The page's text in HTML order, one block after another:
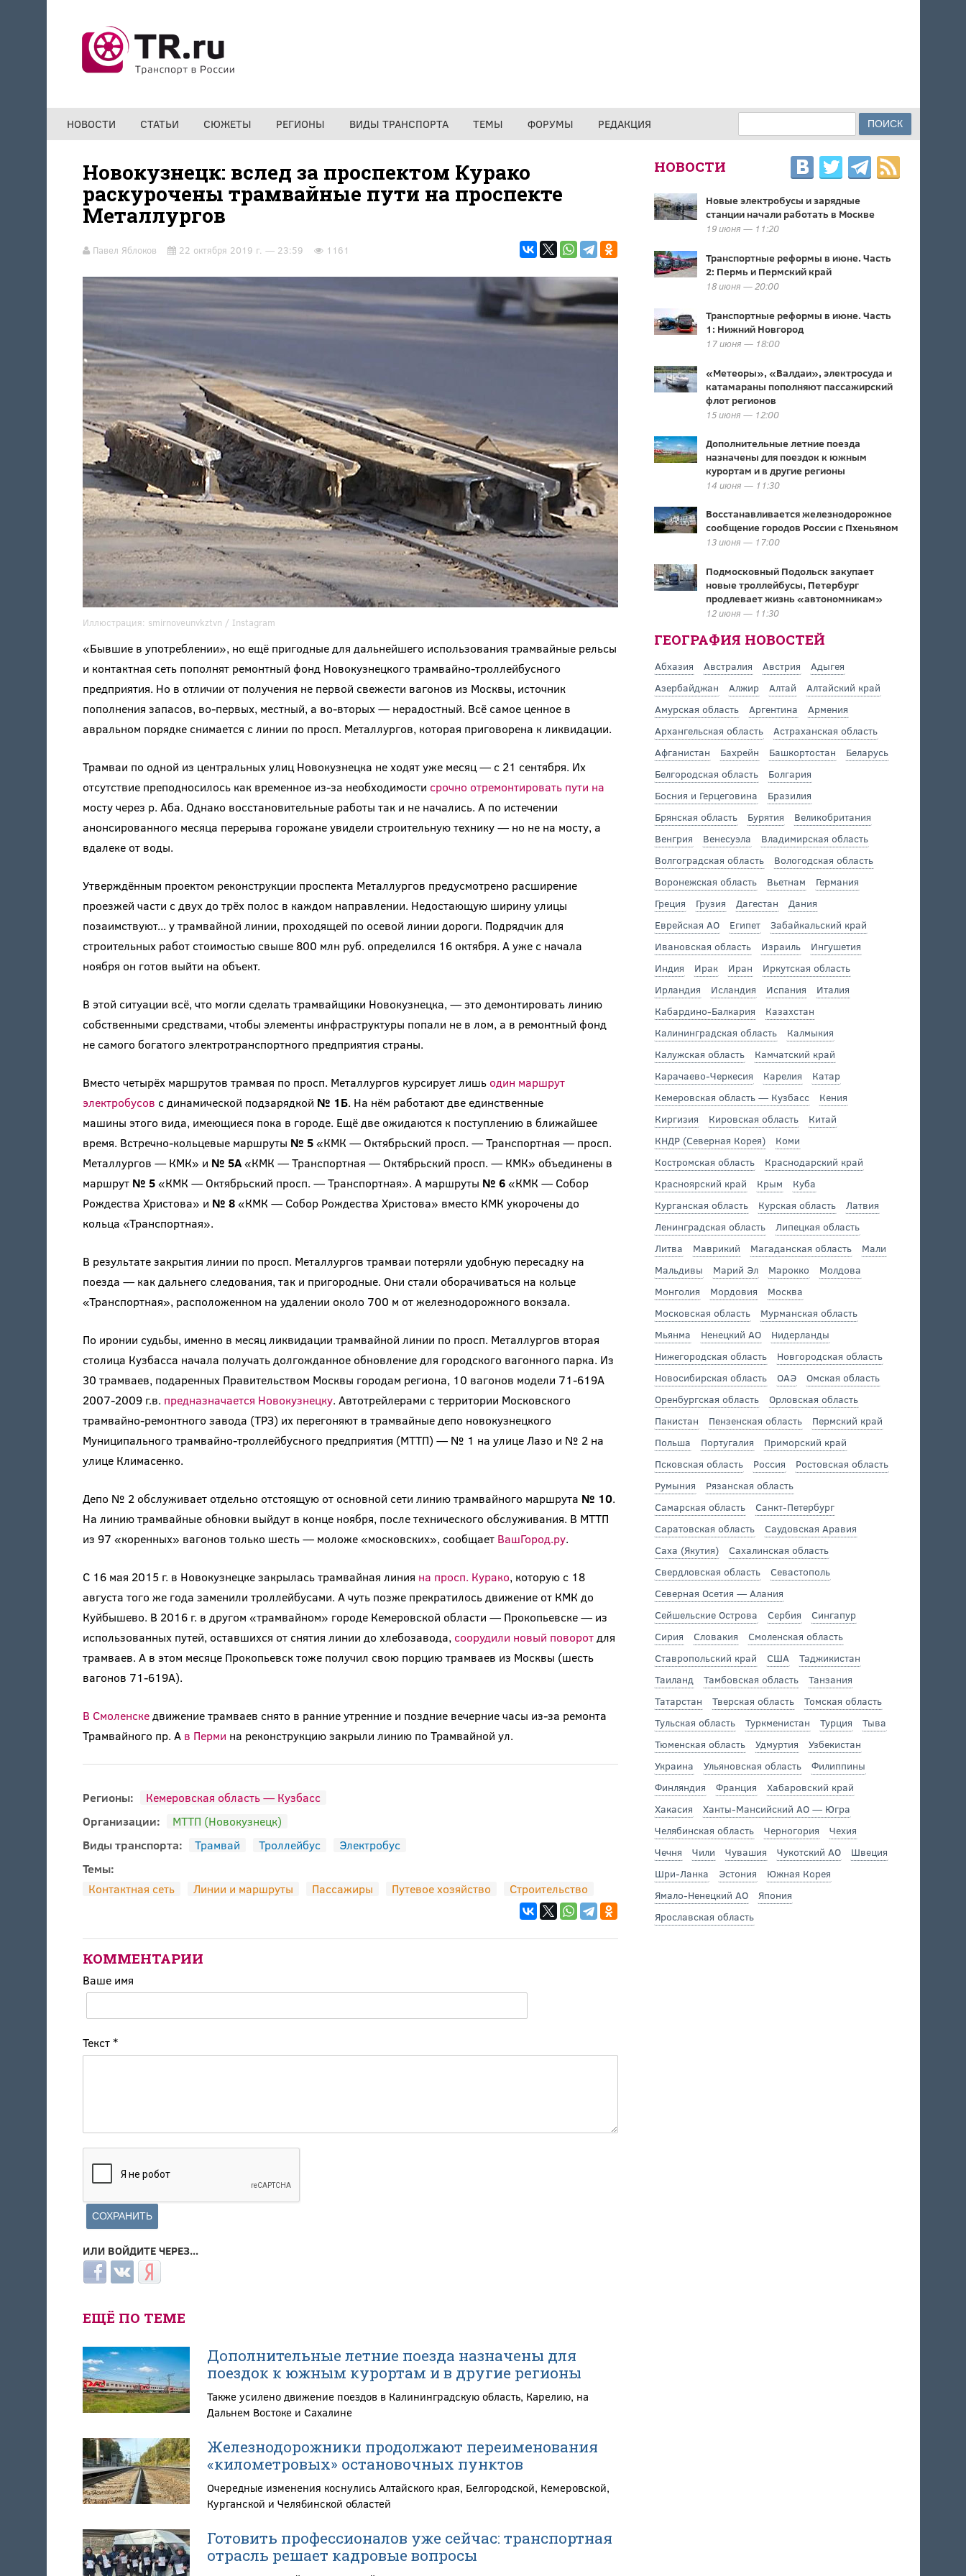
НОВОСТИ СТАТЬИ СЮЖЕТЫ РЕГИОНЫ ВИДЫ ТРАНСПОРТА ТЕМЫ ФОРУМЫ РЕДАКЦИЯ ФОРМА ПОИСКА
Новокузнецк: вслед за проспектом Курако
раскурочены трамвайные пути на проспекте
Металлургов
Павел Яблоков 22 октября 2019 г. — 23:59 1161
Иллюстрация: smirnoveunvkztvn / Instagram
«Бывшие в употреблении», но ещё пригодные для дальнейшего использования трамвайные рельсы
и контактная сеть пополнят ремонтный фонд Новокузнецкого трамвайно-троллейбусного
предприятия. Но в отличии от получения не первой свежести вагонов из Москвы, источник
пополнения запасов, во-первых, местный, а во-вторых — нерадостный. Всё самое ценное в
авральном порядке снимается с линии по просп. Металлургов, которая приговорена к ликвидации.
Трамваи по одной из центральных улиц Новокузнецка не ходят уже месяц — с 21 сентября. Их
отсутствие преподносилось как временное из-за необходимости срочно отремонтировать пути на
мосту через р. Аба. Однако восстановительные работы так и не начались. А по истечении
анонсированного месяца перерыва горожане увидели строительную технику — но не на мосту, а
вдалеке от воды.
Утверждённым проектом реконструкции проспекта Металлургов предусмотрено расширение
проезжей части с двух до трёх полос в каждом направлении. Недостающую ширину улицы
позаимствуют... у трамвайной линии, проходящей по осевой линии дороги. Подрядчик для
строительных работ стоимостью свыше 800 млн руб. определился 16 октября. А уже с начала
ноября он готов выйти на объект.
В этой ситуации всё, что могли сделать трамвайщики Новокузнецка, — это демонтировать линию
собственными средствами, чтобы элементы инфраструктуры попали не в лом, а в ремонтный фонд
не самого богатого электротранспортного предприятия страны.
Вместо четырёх маршрутов трамвая по просп. Металлургов курсирует лишь один маршрут
электробусов с динамической подзарядкой № 1Б. На нём работают две единственные
машины этого вида, имеющиеся пока в городе. Ещё две ожидаются к поступлению в ближайшее
время. Встречно-кольцевые маршруты № 5«КМК — Октябрьский просп. — Транспортная — просп.
Металлургов — КМК» и № 5А«КМК — Транспортная — Октябрьский просп. — КМК» объединены в
маршрут № 5«КМК — Октябрьский просп. — Транспортная». А маршруты № 6«КМК — Собор
Рождества Христова» и № 8«КМК — Собор Рождества Христова» вместо КМК укорочены до
кольца «Транспортная».
В результате закрытия линии по просп. Металлургов трамваи потеряли удобную пересадку на
поезда — как дальнего следования, так и пригородные. Они стали оборачиваться на кольце
«Транспортная», расположенном на удалении около 700 м от железнодорожного вокзала.
По иронии судьбы, именно в месяц ликвидации трамвайной линии по просп. Металлургов вторая
столица Кузбасса начала получать долгожданное обновление для городского вагонного парка. Из
30 трамваев, подаренных Правительством Москвы городам региона, 10 вагонов модели 71-619А
2007-2009 г.в. предназначается Новокузнецку. Автотрейлерами с территории Московского
трамвайно-ремонтного завода (ТРЗ) их перегоняют в трамвайные депо новокузнецкого
Муниципального трамвайно-троллейбусного предприятия (МТТП) — № 1 на улице Лазо и № 2 на
улице Климасенко.
Депо № 2 обслуживает отдельно отстоящую от основной сети линию трамвайного маршрута № 10.
На линию трамвайные обновки выйдут в конце ноября, после технического обслуживания. В МТТП
из 97 «коренных» вагонов только шесть — моложе «московских», сообщает ВашГород.ру.
С 16 мая 2015 г. в Новокузнецке закрылась трамвайная линия на просп. Курако, которую с 18
августа того же года заменили троллейбусами. А чуть позже прекратилось движение от КМК до
Куйбышево. В 2016 г. в другом «трамвайном» городе Кемеровской области — Прокопьевске — из
использованных путей, оставшихся от снятия линии до хлебозавода, соорудили новый поворотдля
трамваев. А в этом месяце Прокопьевск тоже получил свою порцию трамваев из Москвы (шесть
вагонов 71-619А).
В Смоленскедвижение трамваев снято в ранние утренние и поздние вечерние часы из-за ремонта
Трамвайного пр. А в Перми на реконструкцию закрыли линию по Трамвайной ул.
Регионы:
Кемеровская область — Кузбасс
Организации:
МТТП (Новокузнецк)
Виды транспорта:
Трамвай Троллейбус
Электробус
Темы:
Контактная сеть
Линии и маршруты Пассажиры Путевое хозяйство Строительство
КОММЕНТАРИИ
Ваше имя
Текст *
ИЛИ ВОЙДИТЕ ЧЕРЕЗ...
Login with Facebook
Login with ВКонтакте
Login with Яндекс
ЕЩЁ ПО ТЕМЕ
Дополнительные летние поезда назначены для
поездок к южным курортам и в другие регионы
Также усилено движение поездов в Калининградскую область, Карелию, на
Дальнем Востоке и Сахалине
Железнодорожники продолжают переименования
«километровых» остановочных пунктов
Очередные изменения коснулись Алтайского края, Белгородской, Кемеровской,
Курганской и Челябинской областей
Готовить профессионалов уже сейчас: транспортная
отрасль решает кадровые вопросы
НОВОСТИ
Новые электробусы и зарядные
станции начали работать в Москве
19 июня — 11:20
Транспортные реформы в июне. Часть
2: Пермь и Пермский край
18 июня — 20:00
Транспортные реформы в июне. Часть
1: Нижний Новгород
17 июня — 18:00
«Метеоры», «Валдаи», электросуда и
катамараны пополняют пассажирский
флот регионов
15 июня — 12:00
Дополнительные летние поезда
назначены для поездок к южным
курортам и в другие регионы
14 июня — 11:30
Восстанавливается железнодорожное
сообщение городов России с Пхеньяном
13 июня — 17:00
Подмосковный Подольск закупает
новые троллейбусы, Петербург
продлевает жизнь «автономникам»
12 июня — 11:30
ГЕОГРАФИЯ НОВОСТЕЙ
Абхазия Австралия Австрия
Адыгея
Азербайджан
Алжир Алтай
Алтайский край
Амурская область
Аргентина
Армения
Архангельская область
Астраханская область
Афганистан
Бахрейн Башкортостан
Беларусь
Белгородская область
Болгария
Босния и Герцеговина
Бразилия
Брянская область
Бурятия
Великобритания
Венгрия
Венесуэла
Владимирская область
Волгоградская область
Вологодская область
Воронежская область
Вьетнам
Германия
Греция
Грузия Дагестан
Дания
Еврейская АО
Египет
Забайкальский край
Ивановская область
Израиль
Ингушетия
Индия
Ирак Иран
Иркутская область
Ирландия
Исландия Испания
Италия
Кабардино-Балкария
Казахстан
Калининградская область
Калмыкия
Калужская область
Камчатский край
Карачаево-Черкесия
Карелия
Катар
Кемеровская область — Кузбасс
Кения
Киргизия
Кировская область
Китай
КНДР (Северная Корея)
Коми
Костромская область
Краснодарский край
Красноярский край
Крым
Куба
Курганская область
Курская область
Латвия
Ленинградская область
Липецкая область
Литва
Маврикий Магаданская область
Мали
Мальдивы
Марий Эл Марокко
Молдова
Монголия
Мордовия
Москва
Московская область
Мурманская область
Мьянма
Ненецкий АО
Нидерланды
Нижегородская область
Новгородская область
Новосибирская область
ОАЭ
Омская область
Оренбургская область
Орловская область
Пакистан
Пензенская область
Пермский край
Польша
Португалия
Приморский край
Псковская область
Россия
Ростовская область
Румыния
Рязанская область
Самарская область
Санкт-Петербург
Саратовская область
Саудовская Аравия
Саха (Якутия)
Сахалинская область
Свердловская область
Севастополь
Северная Осетия — Алания
Сейшельские Острова
Сербия
Сингапур
Сирия
Словакия
Смоленская область
Ставропольский край
США
Таджикистан
Таиланд
Тамбовская область
Танзания
Татарстан
Тверская область
Томская область
Тульская область
Туркменистан Турция
Тыва
Тюменская область
Удмуртия
Узбекистан
Украина
Ульяновская область
Филиппины
Финляндия
Франция
Хабаровский край
Хакасия
Ханты-Мансийский АО — Югра
Челябинская область
Черногория
Чехия
Чечня
Чили Чувашия Чукотский АО
Швеция
Шри-Ланка
Эстония
Южная Корея
Ямало-Ненецкий АО
Япония
Ярославская область